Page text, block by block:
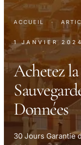
ACCUEIL ·
1 JANVIER 2024
Achetez
Données
30 Jours Garantie